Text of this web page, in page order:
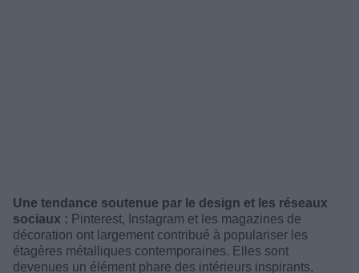
Une tendance soutenue par le design et les réseaux
sociaux : Pinterest, Instagram et les magazines de
décoration ont largement contribué à populariser les
étagères métalliques contemporaines. Elles sont
devenues un élément phare des intérieurs inspirants,